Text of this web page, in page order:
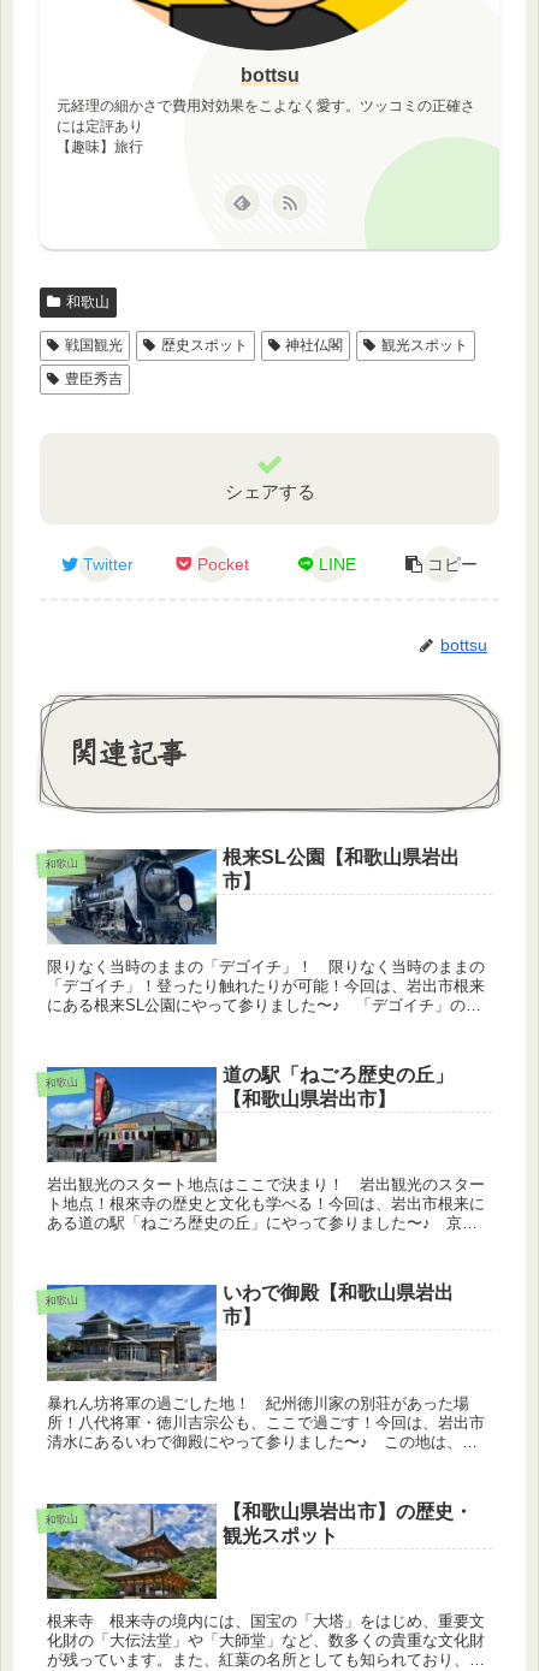
bottsu
元経理の細かさで費用対効果をこよなく愛す。ツッコミの正確さ
には定評あり
【趣味】旅行
和歌山
戦国観光 歴史スポット 神社仏閣
観光スポット
豊臣秀吉
シェアする
Twitter Pocket LINE コピー
bottsu
関連記事
和歌山
根来SL公園【和歌山県岩出
市】
限りなく当時のままの「デゴイチ」！ 限りなく当時のままの
「デゴイチ」！登ったり触れたりが可能！今回は、岩出市根来
にある根来SL公園にやって参りました〜♪ 「デゴイチ」の愛
和歌山
道の駅「ねごろ歴史の丘」
【和歌山県岩出市】
岩出観光のスタート地点はここで決まり！ 岩出観光のスター
ト地点！根來寺の歴史と文化も学べる！今回は、岩出市根来に
ある道の駅「ねごろ歴史の丘」にやって参りました〜♪ 京奈
和歌山
いわで御殿【和歌山県岩出
市】
暴れん坊将軍の過ごした地！ 紀州徳川家の別荘があった場
所！八代将軍・徳川吉宗公も、ここで過ごす！今回は、岩出市
清水にあるいわで御殿にやって参りました〜♪ この地は、徳
和歌山
【和歌山県岩出市】の歴史・
観光スポット
根来寺 根来寺の境内には、国宝の「大塔」をはじめ、重要文
化財の「大伝法堂」や「大師堂」など、数多くの貴重な文化財
が残っています。また、紅葉の名所としても知られており、